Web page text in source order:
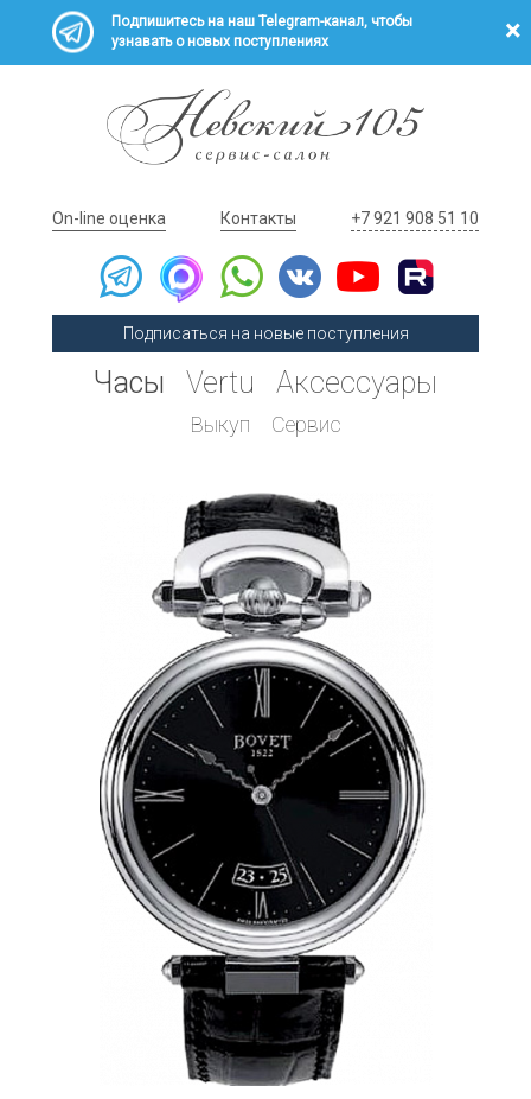
Подпишитесь на наш Telegram-канал, чтобы
узнавать о новых поступлениях
On-line оценка Контакты +7 921 908 51 10
Подписаться на новые поступления
Часы Vertu Аксессуары
Выкуп Сервис